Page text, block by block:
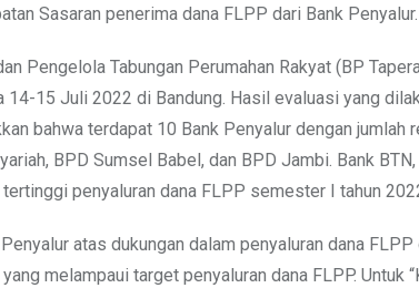
Sasaran penerima dana FLPP dari Bank Penyalur.
Pengelola Tabungan Perumahan Rakyat (BP
14-15 Juli 2022 di Bandung. Hasil evaluasi yang
bahwa terdapat 10 Bank Penyalur dengan jumlah
BPD Sumsel Babel, dan BPD Jambi. Bank
penyaluran dana FLPP semester I tahun
atas dukungan dalam penyaluran dana
melampaui target penyaluran dana FLPP. Untuk